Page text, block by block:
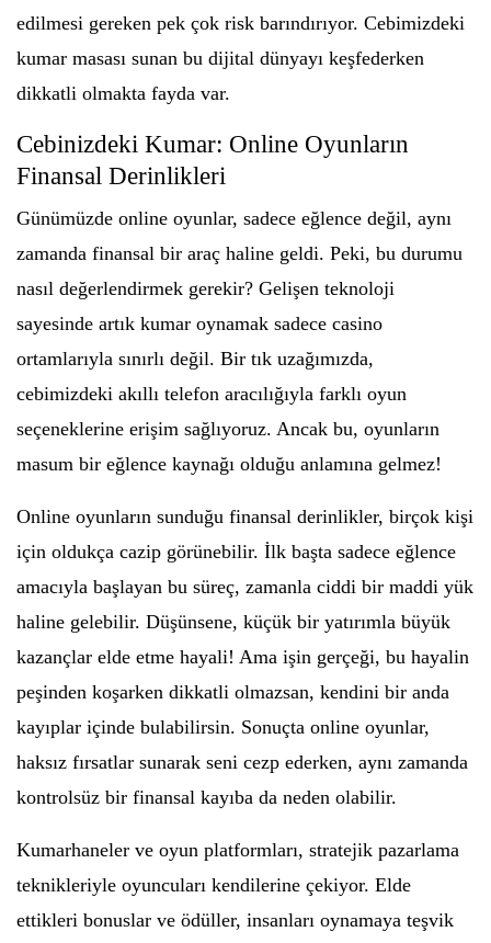
edilmesi gereken pek çok risk barındırıyor. Cebimizdeki
kumar masası sunan bu dijital dünyayı keşfederken
dikkatli olmakta fayda var.
Cebinizdeki Kumar: Online Oyunların
Finansal Derinlikleri
Günümüzde online oyunlar, sadece eğlence değil, aynı
zamanda finansal bir araç haline geldi. Peki, bu durumu
nasıl değerlendirmek gerekir? Gelişen teknoloji
sayesinde artık kumar oynamak sadece casino
ortamlarıyla sınırlı değil. Bir tık uzağımızda,
cebimizdeki akıllı telefon aracılığıyla farklı oyun
seçeneklerine erişim sağlıyoruz. Ancak bu, oyunların
masum bir eğlence kaynağı olduğu anlamına gelmez!
Online oyunların sunduğu finansal derinlikler, birçok kişi
için oldukça cazip görünebilir. İlk başta sadece eğlence
amacıyla başlayan bu süreç, zamanla ciddi bir maddi yük
haline gelebilir. Düşünsene, küçük bir yatırımla büyük
kazançlar elde etme hayali! Ama işin gerçeği, bu hayalin
peşinden koşarken dikkatli olmazsan, kendini bir anda
kayıplar içinde bulabilirsin. Sonuçta online oyunlar,
haksız fırsatlar sunarak seni cezp ederken, aynı zamanda
kontrolsüz bir finansal kayıba da neden olabilir.
Kumarhaneler ve oyun platformları, stratejik pazarlama
teknikleriyle oyuncuları kendilerine çekiyor. Elde
ettikleri bonuslar ve ödüller, insanları oynamaya teşvik